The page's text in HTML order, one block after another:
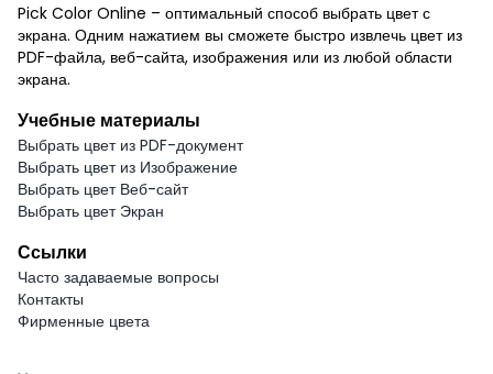
Pick Color Online – оптимальный способ выбрать цвет с
экрана. Одним нажатием вы сможете быстро извлечь цвет из
PDF-файла, веб-сайта, изображения или из любой области
экрана.
Учебные материалы
Выбрать цвет из PDF-документ
Выбрать цвет из Изображение
Выбрать цвет Веб-сайт
Выбрать цвет Экран
Ссылки
Часто задаваемые вопросы
Контакты
Фирменные цвета